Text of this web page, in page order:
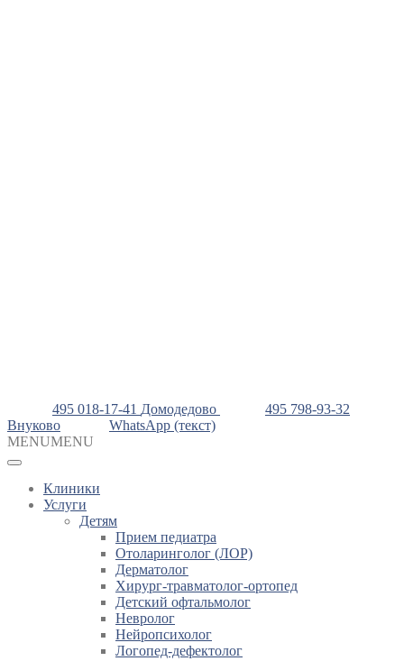
495 018-17-41 Домодедово
495 798-93-32
Внуково
WhatsApp (текст)
MENUMENU
Клиники
Услуги
Детям
Прием педиатра
Отоларинголог (ЛОР)
Дерматолог
Хирург-травматолог-ортопед
Детский офтальмолог
Невролог
Нейропсихолог
Логопед-дефектолог